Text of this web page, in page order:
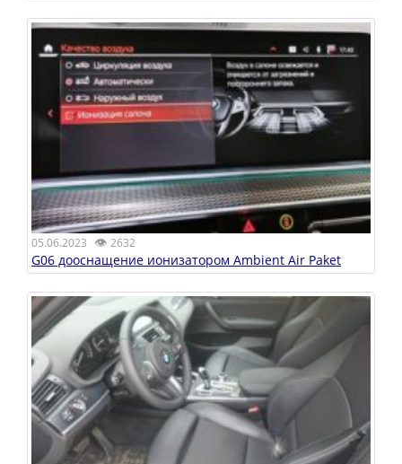
05.06.2023 👁 2632
G06 дооснащение ионизатором Ambient Air Paket